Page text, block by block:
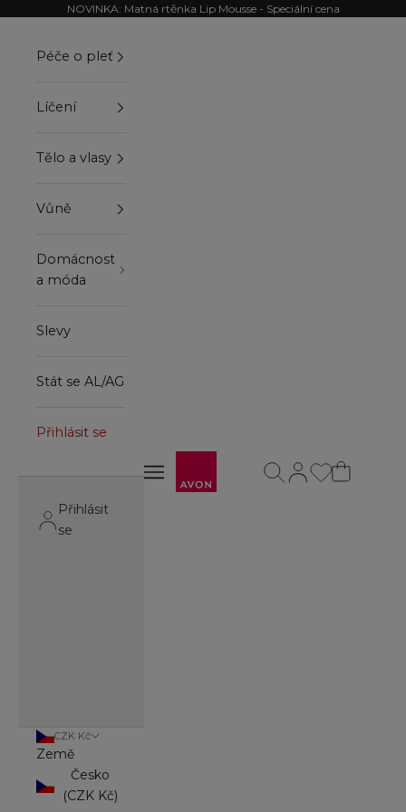
Přejít na obsahNOVINKA: Matná rtěnka Lip Mousse - Speciální cena
Otevřít navigační menu
Otevřít navigační menu
Otevřít stránku
Otevřít vyhledávání
Péče o pleť
Líčení
Tělo a vlasy
Vůně
Domácnost
a móda
Slevy
Stát se AL/AG
Přihlásit se
Přihlásit
se
CZK Kč
Země
Česko
(CZK Kč)